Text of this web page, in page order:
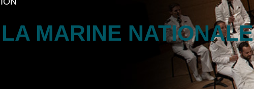
MARINE NATIONALE